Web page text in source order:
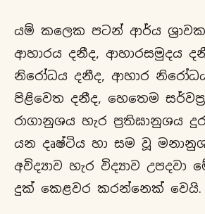
යම් කලෙක පටන් ආර්ය
ආහාරය දනීද, ආහාරසමුදය
නිරෝධය දනීද, ආහාර
පිළිවෙත දනීද, හෙතෙම
රාගානුශය හැර ප්‍රතිඝානුශය
යන දෘෂ්ටිය හා සම වූ
අවිද්‍යාව හැර විද්‍යාව උපදවා
දුක් කෙළවර කරන්නෙක් වෙයි.